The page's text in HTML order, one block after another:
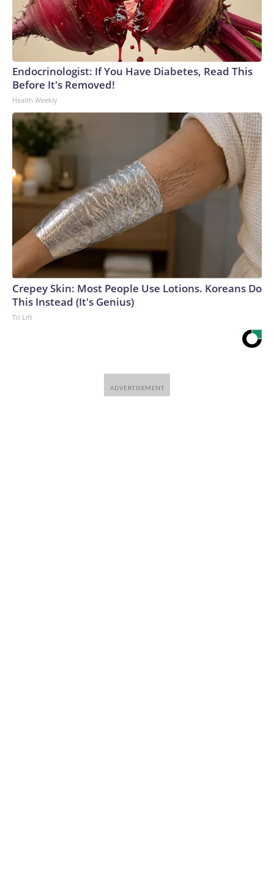
dijeron que no estaba claro si uno de los soldados israelíes
muertos en el incidente fue abatido por fuego palestino o
por fuego israelí “accidental”.The-CNN-Wire™ & © 2026
Cable News Network, Inc., a Warner Bros. Discovery
Company. All rights reserved.
Endocrinologist: If You Have Diabetes, Read This
Before It's Removed!
Health Weekly
Crepey Skin: Most People Use Lotions. Koreans Do
This Instead (It's Genius)
Tri Lift